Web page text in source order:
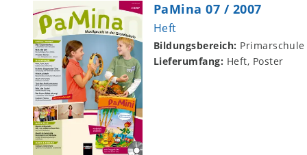
PaMina 07 / 2007
Heft
Bildungsbereich: Primarschule
Lieferumfang: Heft, Poster